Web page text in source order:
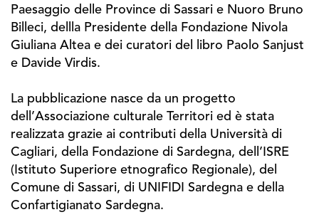
Paesaggio delle Province di Sassari e Nuoro Bruno
Billeci, dellla Presidente della Fondazione Nivola
Giuliana Altea e dei curatori del libro Paolo Sanjust
e Davide Virdis.
La pubblicazione nasce da un progetto
dell’Associazione culturale Territori ed è stata
realizzata grazie ai contributi della Università di
Cagliari, della Fondazione di Sardegna, dell’ISRE
(Istituto Superiore etnografico Regionale), del
Comune di Sassari, di UNIFIDI Sardegna e della
Confartigianato Sardegna.